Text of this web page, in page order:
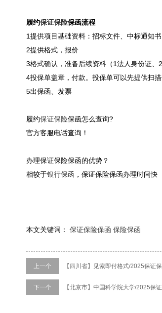
履约保证保险保函流程
1提供项目基础资料：招标文件、中标通知
2提供格式，报价
3格式确认，准备后续资料（1法人身份证、
4投保单盖章，付款。投保单可以先提供扫
5出保函、发票
履约保证保险保函怎么查询?
官方客服电话查询！
办理保证保险保函的优势？
相较于银行保函 ，保证保险保函办理时间
本文关键词： 保证保险保函 保险保函
上一个 【四川省】见索即付格式/2025保证
下一个 【北京市】中国科学院大学/2025保